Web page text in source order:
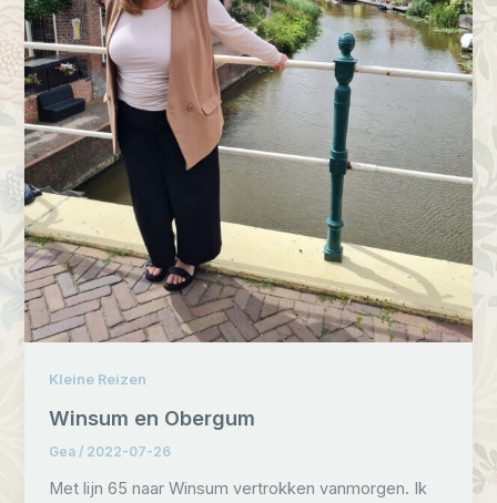
Kleine Reizen
Winsum en Obergum
Gea/ 2022-07-26
Met lijn 65 naar Winsum vertrokken vanmorgen. Ik